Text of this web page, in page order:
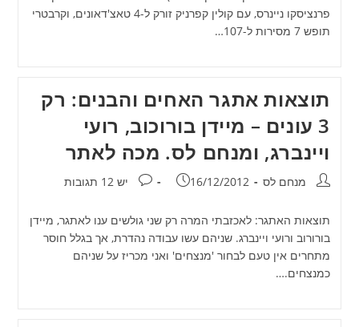
פרנציסקו ניינרס, עם קולין קפרניק זורק ל-4 טאצ'דאונים, וקרבטרי
תופש 7 מסירות ל-107…
תוצאות אתגר האחים והבנים: רק
3 עונים – מיידן בורוכוב, רועי
ויינברג, ומנחם לס. מכה לאתר
מחבר:מנחם לס פורסם:
16/12/2012 תגובות:
יש 12 תגובות
תוצאות האתגר: לאכזבתי המרה רק שני גולשים ענו לאתגר, מיידן
בורורוב ורועי ויינברג. שניהם עשו עבודה נהדרת, אך בגלל חוסר
מתחרים אין טעם לבחור 'מנצחים' ואני מכריז על שניהם
כמנצחים.…